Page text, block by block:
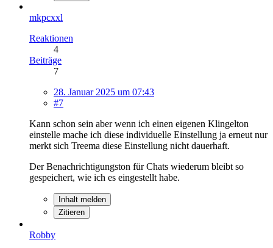
mkpcxxl
Reaktionen
4
Beiträge
7
28. Januar 2025 um 07:43
#7
Kann schon sein aber wenn ich einen eigenen Klingelton
einstelle mache ich diese individuelle Einstellung ja erneut nur
merkt sich Treema diese Einstellung nicht dauerhaft.
Der Benachrichtigungston für Chats wiederum bleibt so
gespeichert, wie ich es eingestellt habe.
Inhalt melden
Zitieren
Robby